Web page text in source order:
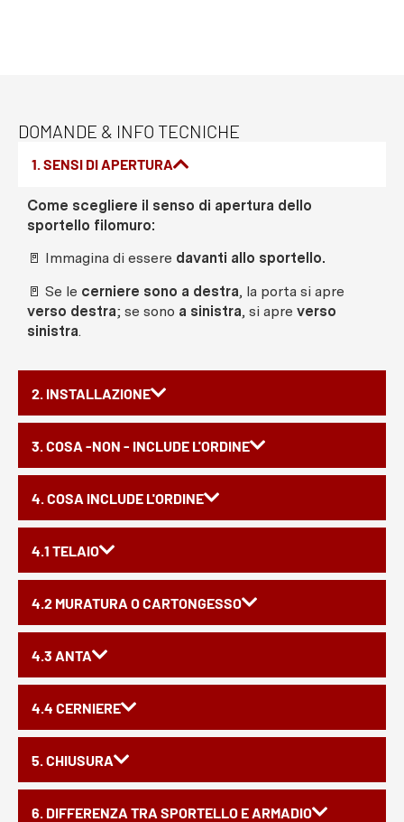
DOMANDE & INFO TECNICHE
1. SENSI DI APERTURA
2. INSTALLAZIONE
3. COSA -NON - INCLUDE L'ORDINE
4. COSA INCLUDE L'ORDINE
4.1 TELAIO
4.2 MURATURA O CARTONGESSO
4.3 ANTA
4.4 CERNIERE
5. CHIUSURA
6. DIFFERENZA TRA SPORTELLO E ARMADIO
Come scegliere il senso di apertura dello
sportello filomuro:
🚪 Immagina di essere davanti allo sportello.
🚪 Se le cerniere sono a destra, la porta si apre
verso destra; se sono a sinistra, si apre verso
sinistra.